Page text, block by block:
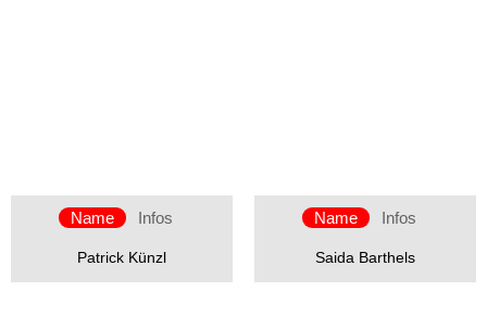
Name Infos
Patrick Künzl
Name Infos
Saida Barthels